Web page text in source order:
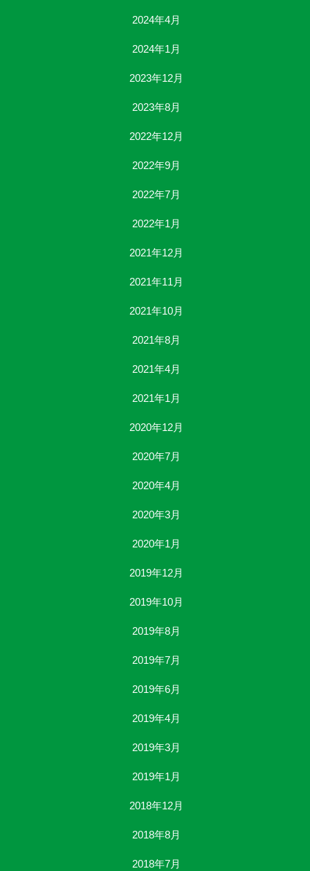
2024年4月
2024年1月
2023年12月
2023年8月
2022年12月
2022年9月
2022年7月
2022年1月
2021年12月
2021年11月
2021年10月
2021年8月
2021年4月
2021年1月
2020年12月
2020年7月
2020年4月
2020年3月
2020年1月
2019年12月
2019年10月
2019年8月
2019年7月
2019年6月
2019年4月
2019年3月
2019年1月
2018年12月
2018年8月
2018年7月